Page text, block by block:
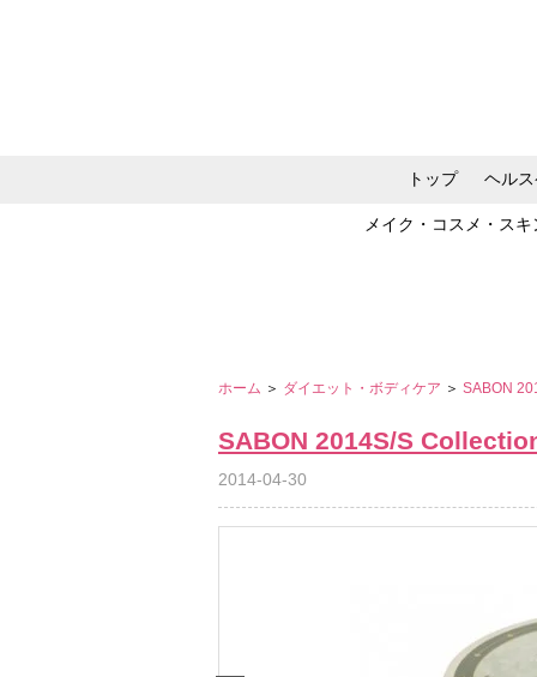
トップ ヘル
メイク・コスメ・ス
ホーム ＞ ダイエット・ボディケア ＞ SABON
SABON 2014S/S
2014-04-30